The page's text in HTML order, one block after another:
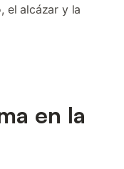
el alcázar y la
en la